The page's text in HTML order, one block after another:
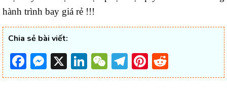
hành trình bay giá rẻ !!!
Chia sẻ bài viết:
Facebook
Messenger
X LinkedIn
WeChat
Telegram
Pinterest